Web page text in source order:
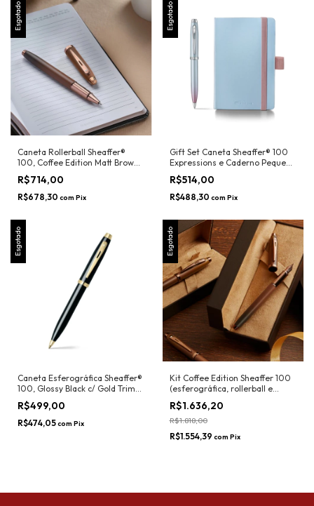
Esgotado
Caneta Rollerball Sheaffer®
100, Coffee Edition Matt Brown
- Sheaffer
R$714,00
R$678,30 com Pix
Esgotado
Gift Set Caneta Sheaffer® 100
Expressions e Caderno Pequeno
- Sheaffer
R$514,00
R$488,30 com Pix
Esgotado
Caneta Esferográfica Sheaffer®
100, Glossy Black c/ Gold Trims
- Sheaffer
R$499,00
R$474,05com Pix
Esgotado
Kit Coffee Edition Sheaffer 100
(esferográfica, rollerball e
tinteiro)
R$1.636,20
R$1.818,00
R$1.554,39 com Pix